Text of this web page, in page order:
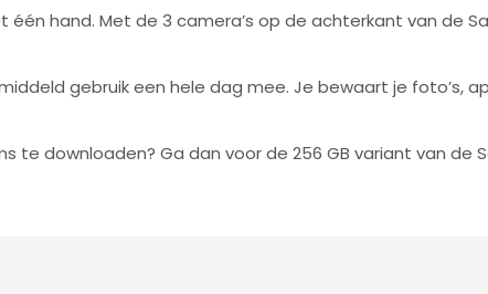
hand. Met de 3 camera’s op de achterkant van de
gebruik een hele dag mee. Je bewaart je foto’s,
te downloaden? Ga dan voor de 256 GB variant van de